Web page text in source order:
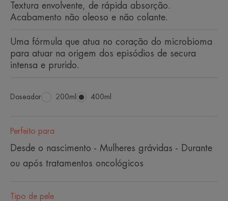
Textura envolvente, de rápida absorção.
Acabamento não oleoso e não colante.
Uma fórmula que atua no coração do microbioma
para atuar na origem dos episódios de secura
intensa e prurido.
Doseador Doseador
200ml Doseador
400ml
Perfeito para
Desde o nascimento - Mulheres grávidas - Durante
ou após tratamentos oncológicos
Tipo de pele